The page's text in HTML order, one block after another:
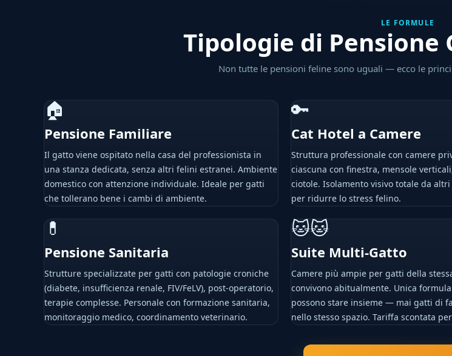
LE FORMULE
Tipologie di Pensione
Non tutte le pensioni feline sono uguali — ecco le
🏠
Pensione Familiare
Il gatto viene ospitato nella casa del professionista in
una stanza dedicata, senza altri felini estranei. Ambiente
domestico con attenzione individuale. Ideale per gatti
che tollerano bene i cambi di ambiente.
🔑
Cat Hotel a Camere
Struttura professionale con camere
ciascuna con finestra, mensole
ciotole. Isolamento visivo totale da
per ridurre lo stress felino.
💊
Pensione Sanitaria
Strutture specializzate per gatti con patologie croniche
(diabete, insufficienza renale, FIV/FeLV), post-operatorio,
terapie complesse. Personale con formazione sanitaria,
monitoraggio medico, coordinamento veterinario.
🐱🐱
Suite Multi-Gatto
Camere più ampie per gatti della
convivono abitualmente. Unica
possono stare insieme — mai gatti di
nello stesso spazio. Tariffa scontata